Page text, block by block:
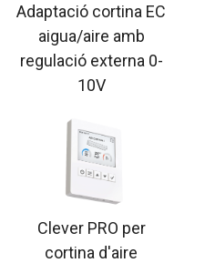
Adaptació cortina EC
aigua/aire amb
regulació externa 0-
10V
Clever PRO per
cortina d'aire